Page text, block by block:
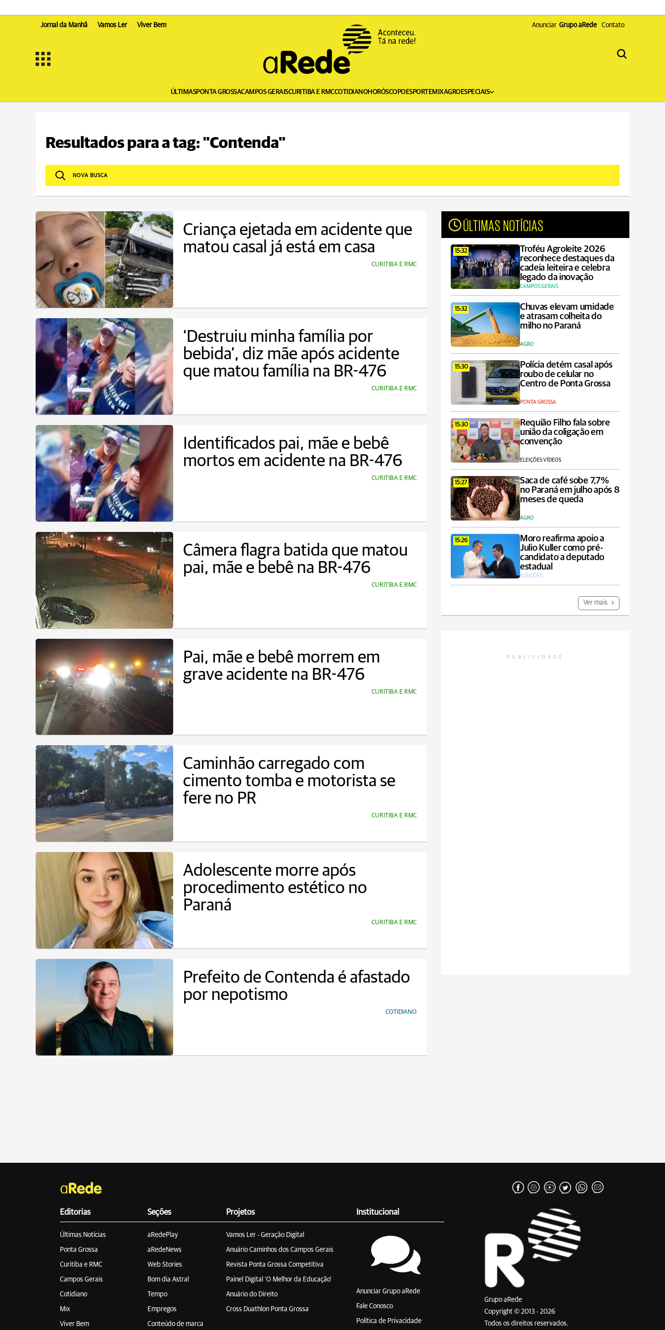
Jornal da Manhã Vamos Ler Viver Bem Anunciar Grupo aRede Contato
ÚLTIMASPONTA GROSSACAMPOS GERAISCURITIBA E RMCCOTIDIANOHORÓSCOPOESPORTEMIXAGROESPECIAIS
Resultados para a tag: "Contenda"
Criança ejetada em acidente que
matou casal já está em casa
CURITIBA E RMC
‘Destruiu minha família por
bebida’, diz mãe após acidente
que matou família na BR-476
CURITIBA E RMC
Identificados pai, mãe e bebê
mortos em acidente na BR-476
CURITIBA E RMC
Câmera flagra batida que matou
pai, mãe e bebê na BR-476
CURITIBA E RMC
Pai, mãe e bebê morrem em
grave acidente na BR-476
CURITIBA E RMC
Caminhão carregado com
cimento tomba e motorista se
fere no PR
CURITIBA E RMC
Adolescente morre após
procedimento estético no
Paraná
CURITIBA E RMC
Prefeito de Contenda é afastado
por nepotismo
COTIDIANO
ÚLTIMAS NOTÍCIAS
15:32
Troféu Agroleite 2026
reconhece destaques da
cadeia leiteira e celebra
legado da inovação
CAMPOS GERAIS
15:32
Chuvas elevam umidade
e atrasam colheita do
milho no Paraná
AGRO
15:30
Polícia detém casal após
roubo de celular no
Centro de Ponta Grossa
PONTA GROSSA
15:30
Requião Filho fala sobre
união da coligação em
convenção
ELEIÇÕES VÍDEOS
15:27
Saca de café sobe 7,7%
no Paraná em julho após 8
meses de queda
AGRO
15:26
Moro reafirma apoio a
Julio Kuller como pré-
candidato a deputado
estadual
ELEIÇÕES
Ver mais
PUBLICIDADE
Editorias
Últimas Notícias
Ponta Grossa
Curitiba e RMC
Campos Gerais
Cotidiano
Mix
Viver Bem
Seções
aRedePlay
aRedeNews
Web Stories
Bom dia Astral
Tempo
Empregos
Conteúdo de marca
Projetos
Vamos Ler - Geração Digital
Anuário Caminhos dos Campos Gerais
Revista Ponta Grossa Competitiva
Painel Digital 'O Melhor da Educação'
Anuário do Direito
Cross Duathlon Ponta Grossa
Institucional
Anunciar Grupo aRede
Fale Conosco
Política de Privacidade
Grupo aRede
Copyright © 2013 - 2026
Todos os direitos reservados.